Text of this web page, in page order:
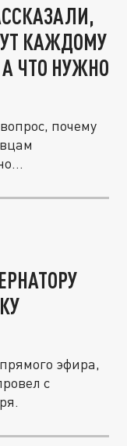
КАЖДОМУ
ЧТО НУЖНО
почему
эфира,
с